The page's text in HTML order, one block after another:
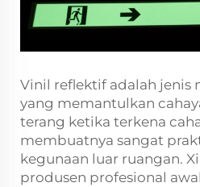
Vinil reflektif adalah jenis
yang memantulkan
terang ketika terkena
membuatnya sangat
kegunaan luar ruangan.
produsen profesional